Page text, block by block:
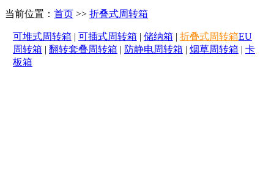
当前位置： 首页 >> 折叠式周转箱
可堆式周转箱 | 可插式周转箱 | 储纳箱 | 折叠式周转箱EU
周转箱 | 翻转套叠周转箱 | 防静电周转箱 | 烟草周转箱 | 卡
板箱